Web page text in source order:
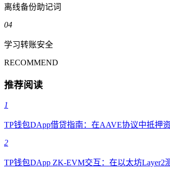
离线备份助记词
04
学习转账安全
RECOMMEND
推荐阅读
1
TP钱包DApp借贷指南：在AAVE协议中抵押
2
TP钱包DApp ZK-EVM交互：在以太坊Layer2